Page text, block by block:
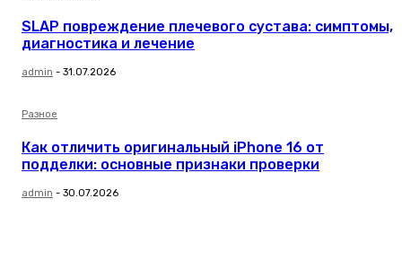
SLAP повреждение плечевого сустава: симптомы,
диагностика и лечение
admin - 31.07.2026
Разное
Как отличить оригинальный iPhone 16 от
подделки: основные признаки проверки
admin - 30.07.2026